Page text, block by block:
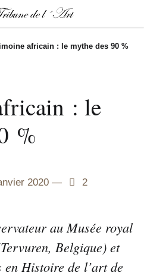
africain : le mythe des 90 %
: le
%
2020 2
2
au Musée royal
Belgique) et
Histoire de l’art de